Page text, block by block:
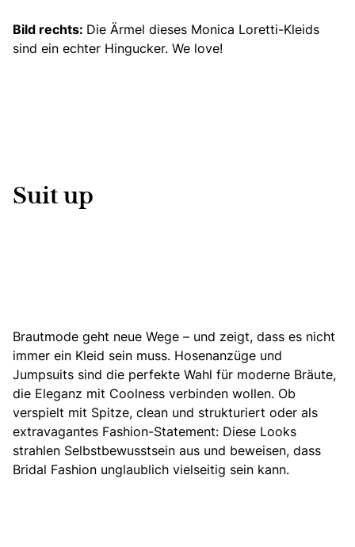
Bild rechts: Die Ärmel dieses Monica Loretti-Kleids
sind ein echter Hingucker. We love!
Suit up
Brautmode geht neue Wege – und zeigt, dass es nicht
immer ein Kleid sein muss. Hosenanzüge und
Jumpsuits sind die perfekte Wahl für moderne Bräute,
die Eleganz mit Coolness verbinden wollen. Ob
verspielt mit Spitze, clean und strukturiert oder als
extravagantes Fashion-Statement: Diese Looks
strahlen Selbstbewusstsein aus und beweisen, dass
Bridal Fashion unglaublich vielseitig sein kann.